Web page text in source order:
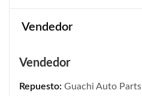
Vendedor
Vendedor
Repuesto: Guachi Auto Parts